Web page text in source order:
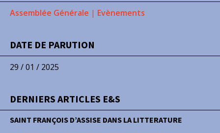
Assemblée Générale | Evènements
DATE DE PARUTION
29 / 01 / 2025
DERNIERS ARTICLES E&S
SAINT FRANÇOIS D’ASSISE DANS LA LITTERATURE